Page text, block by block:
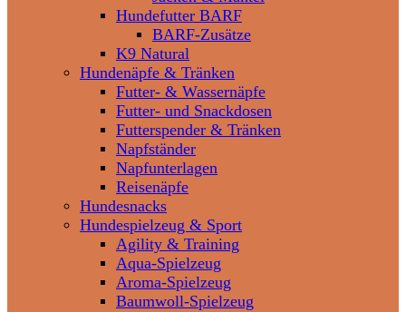
Hundefutter BARF
BARF-Zusätze
K9 Natural
Hundenäpfe & Tränken
Futter- & Wassernäpfe
Futter- und Snackdosen
Futterspender & Tränken
Napfständer
Napfunterlagen
Reisenäpfe
Hundesnacks
Hundespielzeug & Sport
Agility & Training
Aqua-Spielzeug
Aroma-Spielzeug
Baumwoll-Spielzeug